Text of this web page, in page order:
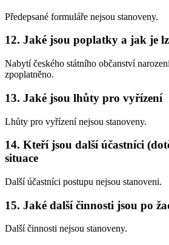
Předepsané formuláře nejsou stanoveny.
12. Jaké jsou poplatky a jak je
Nabytí českého státního občanství
zpoplatněno.
13. Jaké jsou lhůty pro vyřízení
Lhůty pro vyřízení nejsou stanoveny.
14. Kteří jsou další účastníci
situace
Další účastníci postupu nejsou stanoveni.
15. Jaké další činnosti jsou po
Další činnosti nejsou stanoveny.